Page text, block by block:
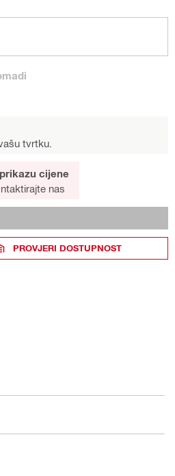
tvrtku.
cijene
nas
PROVJERI DOSTUPNOST